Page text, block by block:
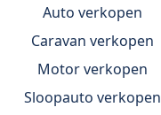
Auto verkopen
Caravan verkopen
Motor verkopen
Sloopauto verkopen